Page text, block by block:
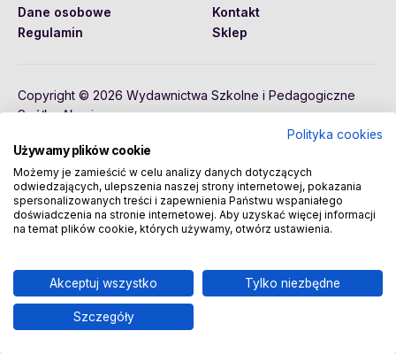
Dane osobowe
Regulamin
Kontakt
Sklep
Copyright © 2026 Wydawnictwa Szkolne i Pedagogiczne
Spółka Akcyjna
Polityka cookies
Używamy plików cookie
Możemy je zamieścić w celu analizy danych dotyczących
odwiedzających, ulepszenia naszej strony internetowej, pokazania
spersonalizowanych treści i zapewnienia Państwu wspaniałego
doświadczenia na stronie internetowej. Aby uzyskać więcej informacji
na temat plików cookie, których używamy, otwórz ustawienia.
Akceptuj wszystko Tylko niezbędne
Szczegóły